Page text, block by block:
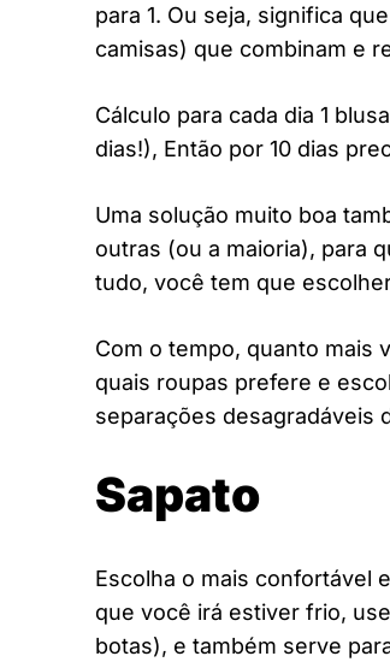
para 1. Ou seja, significa
camisas) que combinam e
Cálculo para cada dia 1
dias!), Então por 10 dias
Uma solução muito boa
outras (ou a maioria), para
tudo, você tem que
Com o tempo, quanto mais
quais roupas prefere e
separações desagradáveis
Sapato
Escolha o mais confortável
que você irá estiver frio,
botas), e também serve